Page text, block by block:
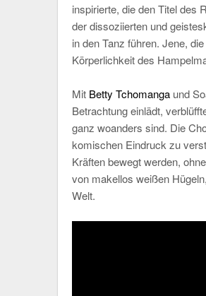
inspirierte, die den Titel des
der dissoziierten und
in den Tanz führen. Jene,
Körperlichkeit des
Mit Betty Tchomanga und
Betrachtung einlädt,
ganz woanders sind. Die
komischen Eindruck zu
Kräften bewegt werden,
von makellos weißen
Welt.